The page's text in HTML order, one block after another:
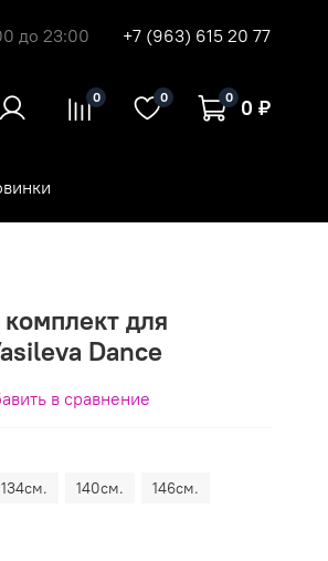
до 23:00 +7 (963) 615 20 77
0 0 0 0 ₽
для
Dance
в сравнение
134см. 140см.
146см.